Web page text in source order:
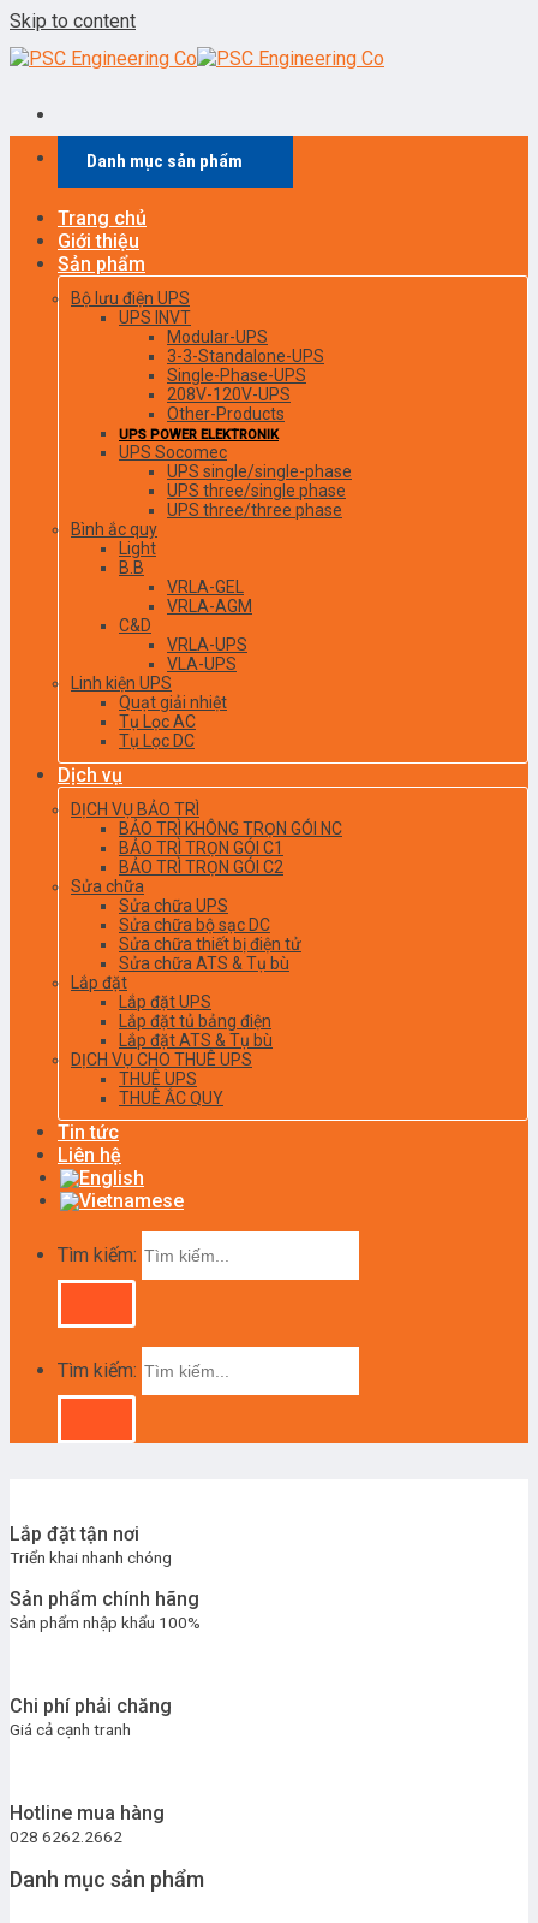
Skip to content
Danh mục sản phẩm
Trang chủ
Giới thiệu
Sản phẩm
Bộ lưu điện UPS
UPS INVT
Modular-UPS
3-3-Standalone-UPS
Single-Phase-UPS
208V-120V-UPS
Other-Products
UPS POWER ELEKTRONIK
UPS Socomec
UPS single/single-phase
UPS three/single phase
UPS three/three phase
Bình ắc quy
Light
B.B
VRLA-GEL
VRLA-AGM
C&D
VRLA-UPS
VLA-UPS
Linh kiện UPS
Quạt giải nhiệt
Tụ Lọc AC
Tụ Lọc DC
Dịch vụ
DỊCH VỤ BẢO TRÌ
BẢO TRÌ KHÔNG TRỌN GÓI NC
BẢO TRÌ TRỌN GÓI C1
BẢO TRÌ TRỌN GÓI C2
Sửa chữa
Sửa chữa UPS
Sửa chữa bộ sạc DC
Sửa chữa thiết bị điện tử
Sửa chữa ATS & Tụ bù
Lắp đặt
Lắp đặt UPS
Lắp đặt tủ bảng điện
Lắp đặt ATS & Tụ bù
DỊCH VỤ CHO THUÊ UPS
THUÊ UPS
THUÊ ẮC QUY
Tin tức
Liên hệ
Tìm kiếm:
Tìm kiếm:
Lắp đặt tận nơi
Triển khai nhanh chóng
Sản phẩm chính hãng
Sản phẩm nhập khẩu 100%
Chi phí phải chăng
Giá cả cạnh tranh
Hotline mua hàng
028 6262.2662
Danh mục sản phẩm